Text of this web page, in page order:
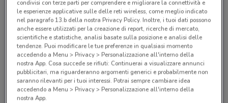
condivisi con terze parti per comprendere e migliorare la connettività e
le esperienze applicative sulle delle reti wireless, come meglio indicato
nel paragrafo 13.b della nostra Privacy Policy. Inoltre, i tuoi dati possono
anche essere utilizzati per la creazione di report, ricerche di mercato,
scientifiche e statistiche, analisi basate sulla posizione e analisi delle
tendenze. Puoi modificare le tue preferenze in qualsiasi momento
accedendo a Menu > Privacy > Personalizzazione all'interno della
nostra App. Cosa succede se rifiuti: Continuerai a visualizzare annunci
pubblicitari, ma riguarderanno argomenti generici e probabilmente non
saranno rilevanti per i tuoi interessi. Potrai sempre cambiare idea
accedendo a Menu > Privacy > Personalizzazione all'interno della
nostra App.